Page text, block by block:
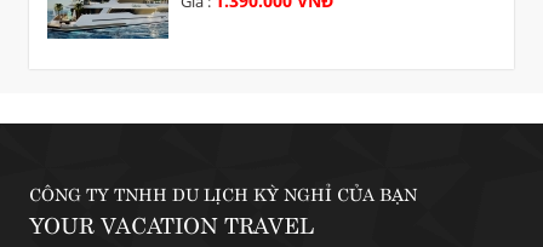
CÔNG TY TNHH DU LỊCH KỲ NGHỈ CỦA BẠN
YOUR VACATION TRAVEL